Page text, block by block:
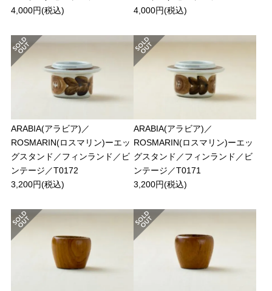
4,000円(税込)
4,000円(税込)
ARABIA(アラビア)／
ROSMARIN(ロスマリン)ーエッ
グスタンド／フィンランド／ビ
ンテージ／T0172
3,200円(税込)
ARABIA(アラビア)／
ROSMARIN(ロスマリン)ーエッ
グスタンド／フィンランド／ビ
ンテージ／T0171
3,200円(税込)